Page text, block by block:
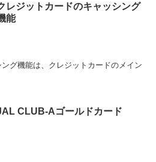
レジットカードのキャッシング
能
グ機能は、クレジットカードのメイン
CLUB-Aゴールドカード